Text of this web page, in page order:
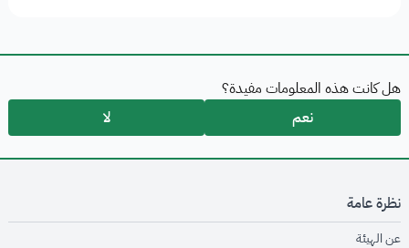
هل كانت هذه المعلومات مفيدة؟
نعم
لا
نظرة عامة
عن الهيئةopens in new window